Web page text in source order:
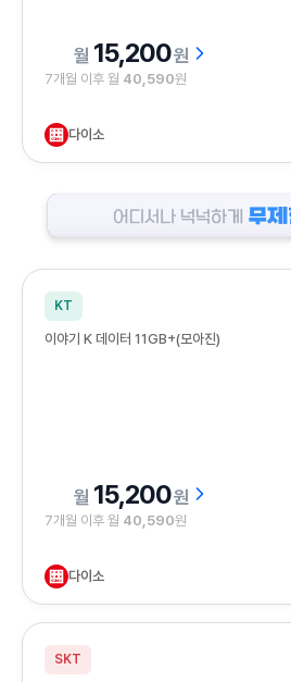
15,200원
7개월 이후 월 40,590원
다이소
어디서나 넉넉하게 무제한 요금제
KT
이야기 K 데이터 11GB+(모아진)
15,200원
7개월 이후 월 40,590원
다이소
SKT